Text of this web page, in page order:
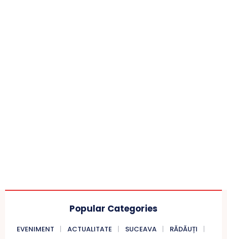
Popular Categories
EVENIMENT ACTUALITATE SUCEAVA RĂDĂUȚI